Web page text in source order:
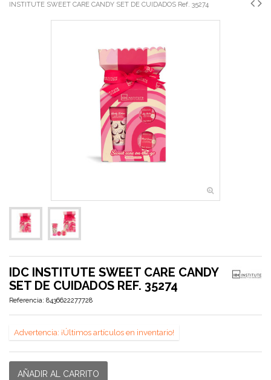
INSTITUTE SWEET CARE CANDY SET DE CUIDADOS Ref. 35274
IDC INSTITUTE SWEET CARE CANDY
SET DE CUIDADOS REF. 35274
Referencia: 8436622277728
Advertencia: ¡Últimos artículos en inventario!
AÑADIR AL CARRITO